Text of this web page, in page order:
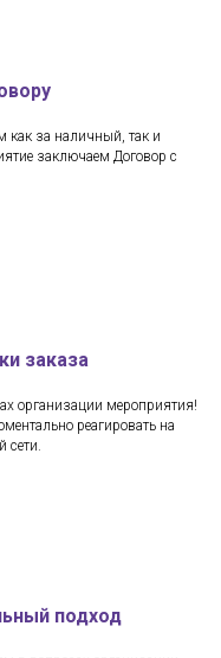
как за наличный, так и
заключаем Договор с
заказа
организации мероприятия!
реагировать на
сети.
подход